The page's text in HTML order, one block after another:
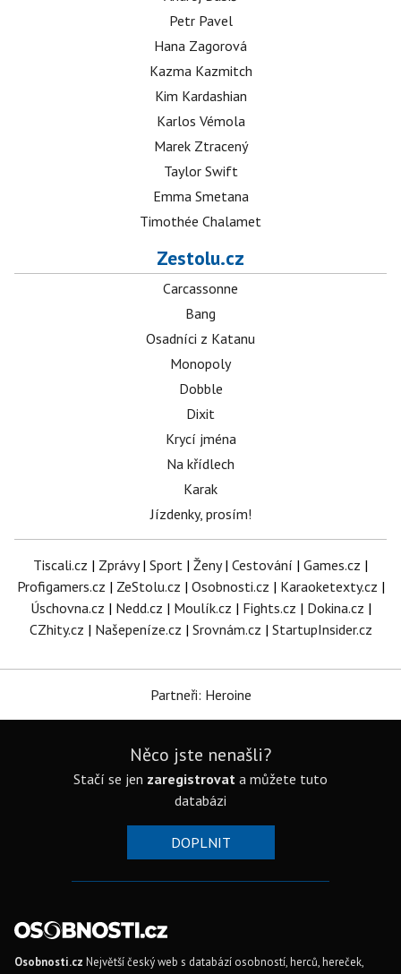
Petr Pavel
Hana Zagorová
Kazma Kazmitch
Kim Kardashian
Karlos Vémola
Marek Ztracený
Taylor Swift
Emma Smetana
Timothée Chalamet
Zestolu.cz
Carcassonne
Bang
Osadníci z Katanu
Monopoly
Dobble
Dixit
Krycí jména
Na křídlech
Karak
Jízdenky, prosím!
Tiscali.cz | Zprávy| Sport | Ženy| Cestování | Games.cz |
Profigamers.cz | ZeStolu.cz | Osobnosti.cz | Karaoketexty.cz |
Úschovna.cz | Nedd.cz | Moulík.cz | Fights.cz | Dokina.cz |
CZhity.cz | Našepeníze.cz | Srovnám.cz | StartupInsider.cz
Partneři: Heroine
Něco jste nenašli?
Stačí se jen zaregistrovat a můžete tuto
databázi
DOPLNIT
Osobnosti.cz Největší český web s databází osobností, herců, hereček,